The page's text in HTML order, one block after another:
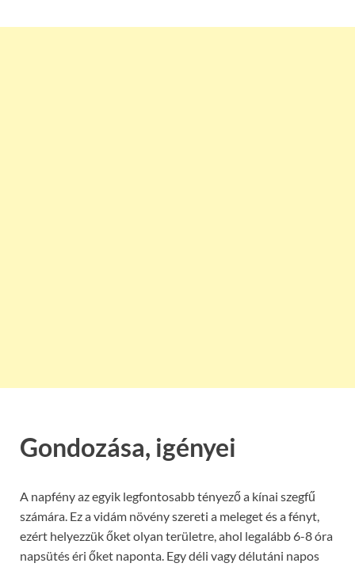
Gondozása, igényei
A napfény az egyik legfontosabb tényező a kínai szegfű
számára. Ez a vidám növény szereti a meleget és a fényt,
ezért helyezzük őket olyan területre, ahol legalább 6-8 óra
napsütés éri őket naponta. Egy déli vagy délutáni napos